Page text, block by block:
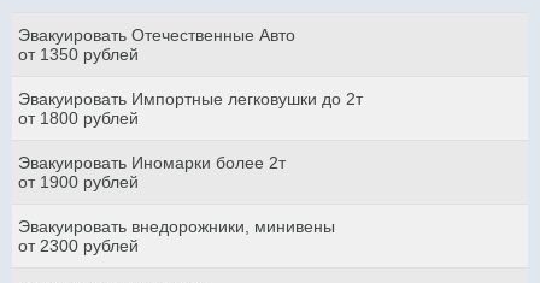
Эвакуировать Отечественные Авто
от 1350 рублей
Эвакуировать Импортные легковушки до 2т
от 1800 рублей
Эвакуировать Иномарки более 2т
от 1900 рублей
Эвакуировать внедорожники, минивены
от 2300 рублей